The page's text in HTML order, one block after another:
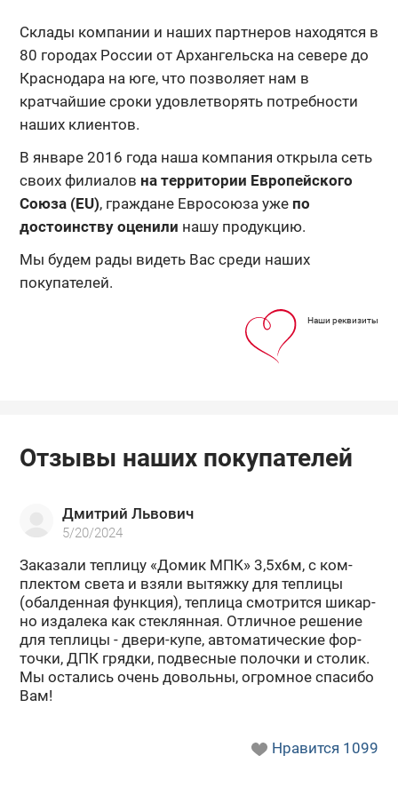
Склады компании и наших партнеров находятся в
80 городах России от Архангельска на севере до
Краснодара на юге, что позволяет нам в
кратчайшие сроки удовлетворять потребности
наших клиентов.
В январе 2016 года наша компания открыла сеть
своих филиалов на территории Европейского
Союза (EU), граждане Евросоюза уже по
достоинству оценили нашу продукцию.
Мы будем рады видеть Вас среди наших
покупателей.
Наши реквизиты
Отзывы наших покупателей
Дмитрий Львович
5/20/2024
За­ка­за­ли теп­ли­цу «Домик МПК» 3,5х6м, с ком­
плек­том света и взяли вы­тяж­ку для теп­ли­цы
(обал­ден­ная функ­ция), теп­ли­ца смот­рит­ся ши­кар­
но из­да­ле­ка как стек­лян­ная. От­лич­ное ре­ше­ние
для теп­ли­цы - двери-​купе, ав­то­ма­ти­че­ские фор­
точ­ки, ДПК гряд­ки, под­вес­ные по­лоч­ки и сто­лик.
Мы оста­лись очень до­воль­ны, огром­ное спа­си­бо
Вам!
Нравится 1099